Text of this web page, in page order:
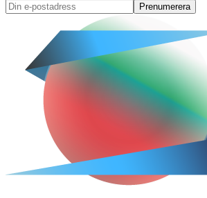
Prenumerera